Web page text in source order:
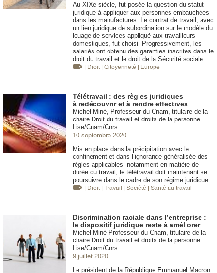
Au XIXe siècle, fut posée la question du statut
juridique à appliquer aux personnes embauchées
dans les manufactures. Le contrat de travail, avec
un lien juridique de subordination sur le modèle du
louage de services appliqué aux travailleurs
domestiques, fut choisi. Progressivement, les
salariés ont obtenu des garanties inscrites dans le
droit du travail et le droit de la Sécurité sociale.
| Droit | Citoyenneté | Europe
Télétravail : des règles juridiques
à redécouvrir et à rendre effectives
Michel Miné, Professeur du Cnam, titulaire de la
chaire Droit du travail et droits de la personne,
Lise/Cnam/Cnrs
10 septembre 2020
Mis en place dans la précipitation avec le
confinement et dans l’ignorance généralisée des
règles applicables, notamment en matière de
durée du travail, le télétravail doit maintenant se
poursuivre dans le cadre de son régime juridique.
| Droit | Travail | Société | Santé au travail
Discrimination raciale dans l’entreprise :
le dispositif juridique reste à améliorer
Michel Miné Professeur du Cnam, titulaire de la
chaire Droit du travail et droits de la personne,
Lise/Cnam/Cnrs
9 juillet 2020
Le président de la République Emmanuel Macron